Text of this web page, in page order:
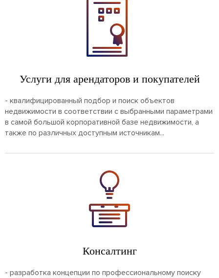
Услуги для арендаторов и покупателей
- квалифицированный подбор и поиск объектов
недвижимости в соответствии с выбранными параметрами
в самой большой корпоративной базе недвижимости, а
также по различных доступным источникам...
Консалтинг
- разработка концепции по профессиональному поиску